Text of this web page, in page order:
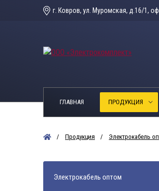
г. Ковров, ул. Муромская, д.16/1,
ГЛАВНАЯ ПРОДУКЦИЯ
Продукция Электрокабель
Электрокабель оптом